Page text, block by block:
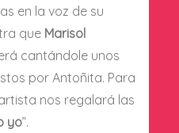
en la voz de su
que Marisol
cantándole unos
por Antoñita. Para
nos regalará las
yo”.